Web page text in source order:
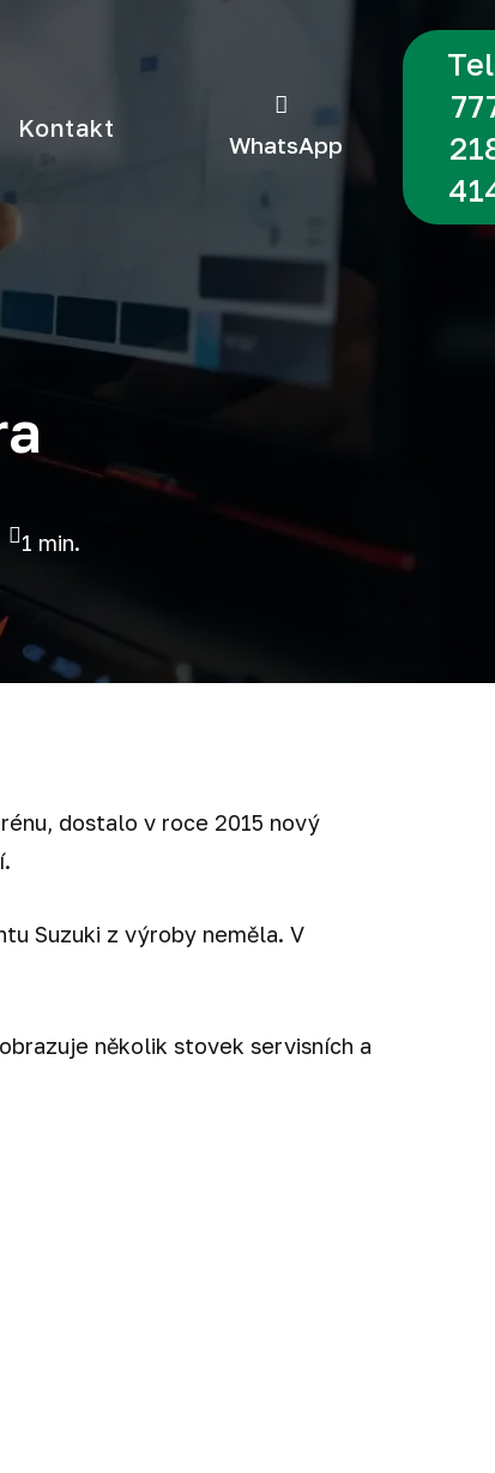
Kontakt
WhatsApp
1 min.
dostalo v roce 2015 nový
Suzuki z výroby neměla. V
několik stovek servisních a